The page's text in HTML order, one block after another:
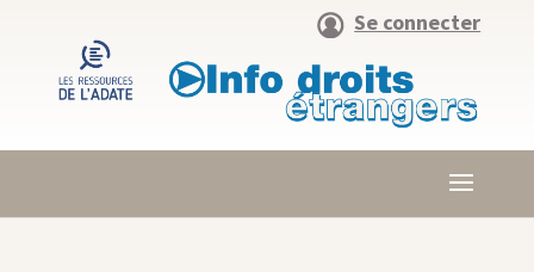
Se connecter